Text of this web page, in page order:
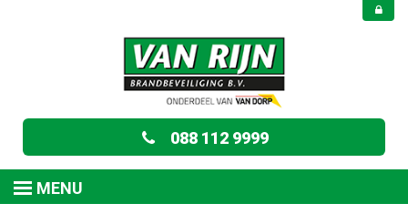
088 112 9999
MENU